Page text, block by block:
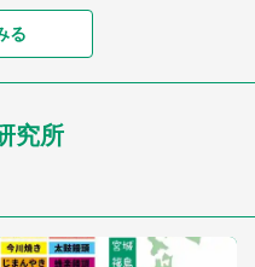
猫、激写される 「これもう
座り続けて3日間...ビビり続
います」住人の呟きに30万
る
究所